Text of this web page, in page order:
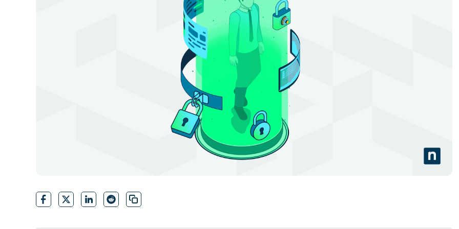
MIRA UNA DEMO
RUTA DEL PRODUCTO
CONTACTO DE VENTAS MIRA UNA DEMO
CONTACTO DE VENTAS MIRA UNA DEMO
CONTACTO DE VENTAS MIRA UNA DEMO